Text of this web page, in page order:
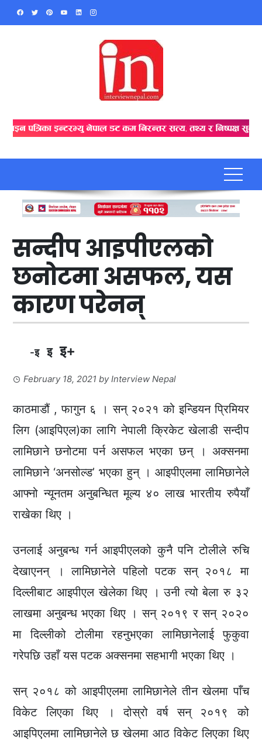
Skip
सन्दीप आइपीएलको
छनोटमा असफल, यस
कारण परेनन्
-इ इ इ+
February 18, 2021 byInterview Nepal
काठमाडौं , फागुन ६ । सन् २०२१ को इन्डियन प्रिमियर
लिग (आइपिएल)का लागि नेपाली क्रिकेट खेलाडी सन्दीप
लामिछाने छनोटमा पर्न असफल भएका छन् । अक्सनमा
लामिछाने ‘अनसोल्ड’ भएका हुन् । आइपीएलमा लामिछानेले
आफ्नो न्यूनतम अनुबन्धित मूल्य ४० लाख भारतीय रुपैयाँ
राखेका थिए ।
उनलाई अनुबन्ध गर्न आइपीएलको कुनै पनि टोलीले रुचि
देखाएनन् । लामिछानेले पहिलो पटक सन् २०१८ मा
दिल्लीबाट आइपीएल खेलेका थिए । उनी त्यो बेला रु ३२
लाखमा अनुबन्ध भएका थिए । सन् २०१९ र सन् २०२०
मा दिल्लीको टोलीमा रहनुभएका लामिछानेलाई फुकुवा
गरेपछि उहाँ यस पटक अक्सनमा सहभागी भएका थिए ।
सन् २०१८ को आइपीएलमा लामिछानेले तीन खेलमा पाँच
विकेट लिएका थिए । दोस्रो वर्ष सन् २०१९ को
आइपिएलमा लामिछानेले छ खेलमा आठ विकेट लिएका थिए